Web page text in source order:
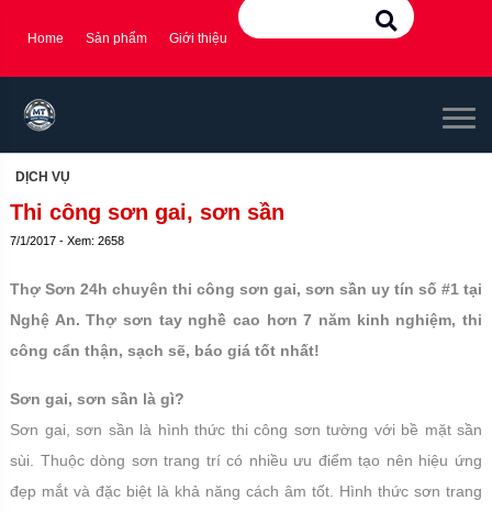
Home Sản phẩm Giới thiệu
DỊCH VỤ
Thi công sơn gai, sơn sần
7/1/2017 - Xem: 2658
Thợ Sơn 24h chuyên thi công sơn gai, sơn sần uy tín số #1 tại
Nghệ An. Thợ sơn tay nghề cao hơn 7 năm kinh nghiệm, thi
công cẩn thận, sạch sẽ, báo giá tốt nhất!
Sơn gai, sơn sần là gì?
Sơn gai, sơn sần là hình thức thi công sơn tường với bề mặt sần
sùi. Thuộc dòng sơn trang trí có nhiều ưu điểm tạo nên hiệu ứng
đẹp mắt và đặc biệt là khả năng cách âm tốt. Hình thức sơn trang